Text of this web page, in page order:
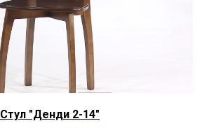
Стул "Денди 2-14"